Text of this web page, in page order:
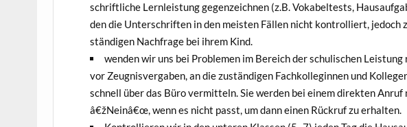
schrift­li­che Lern­leis­tung gegen­zeich­nen (z.B. Voka­bel­tests,
den die Unter­schrif­ten in den meis­ten Fäl­len nicht kon­trol­liert, jedoch
stän­di­gen Nach­fra­ge bei ihrem Kind.
wen­den wir uns bei Pro­ble­men im Bereich der schu­li­schen
vor Zeug­nis­ver­ga­ben, an die zustän­di­gen Fach­kol­le­gin­nen und
schnell über das Büro ver­mit­teln. Sie wer­den bei einem direk­ten Anruf
â€žNeinâ€œ, wenn es nicht passt, um dann einen Rück­ruf zu erhalten.